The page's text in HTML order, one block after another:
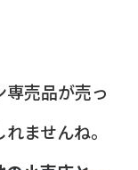
専売品が売っ
ませんね。